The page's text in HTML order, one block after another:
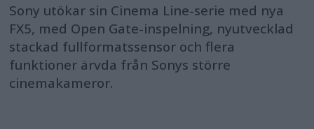
Sony utökar sin Cinema Line-serie med nya
FX5, med Open Gate-inspelning, nyutvecklad
stackad fullformatssensor och flera
funktioner ärvda från Sonys större
cinemakameror.